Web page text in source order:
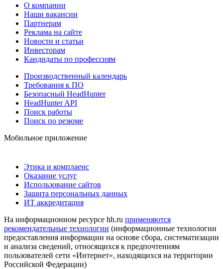
О компании
Наши вакансии
Партнерам
Реклама на сайте
Новости и статьи
Инвесторам
Кандидаты по профессиям
Производственный календарь
Требования к ПО
Безопасный HeadHunter
HeadHunter API
Поиск работы
Поиск по резюме
Мобильное приложение
Этика и комплаенс
Оказание услуг
Использование сайтов
Защита персональных данных
ИТ аккредитация
На информационном ресурсе hh.ru применяются
рекомендательные технологии (информационные технологии
предоставления информации на основе сбора, систематизации
и анализа сведений, относящихся к предпочтениям
пользователей сети «Интернет», находящихся на территории
Российской Федерации)